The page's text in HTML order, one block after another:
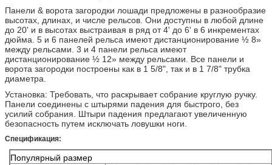
Панели & ворота загородки лошади предложены в разнообразие
высотах, длинах, и числе рельсов. Они доступны в любой длине
до 20' и в высотах выстраивая в ряд от 4' до 6' в 6 инкрементах
дюйма. 5 и 6 панелей рельса имеют дистанционирование ½ 8»
между рельсами. 3 и 4 панели рельса имеют
дистанционирование ½ 12» между рельсами. Все панели и
ворота загородки построены как в 1 5/8", так и в 1 7/8" трубка
диаметра.
Установка: Требовать, что раскрывает собрание круглую ручку.
Панели соединены с штырями падения для быстрого, без
усилий собрания. Штыри падения предлагают увеличенную
безопасность путем исключать ловушки ноги.
Спецификация:
Популярный размер